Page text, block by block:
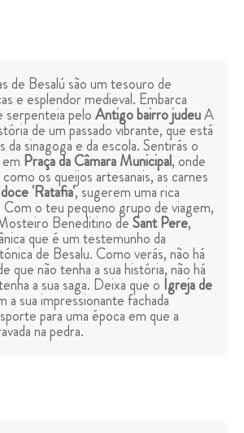
de Besalú são um tesouro de
e esplendor medieval. Embarca
serpenteia peloAntigo bairro judeuA
de um passado vibrante, que está
da sinagoga e da escola. Sentirás o
Praça da Câmara Municipal, onde
os queijos artesanais, as carnes
'Ratafia', sugerem uma rica
Com o teu pequeno grupo de viagem,
Beneditino deSant Pere,
que é um testemunho da
de Besalu. Como verás, não há
que não tenha a sua história, não há
a sua saga. Deixa que o Igreja de
a sua impressionante fachada
para uma época em que a
na pedra.